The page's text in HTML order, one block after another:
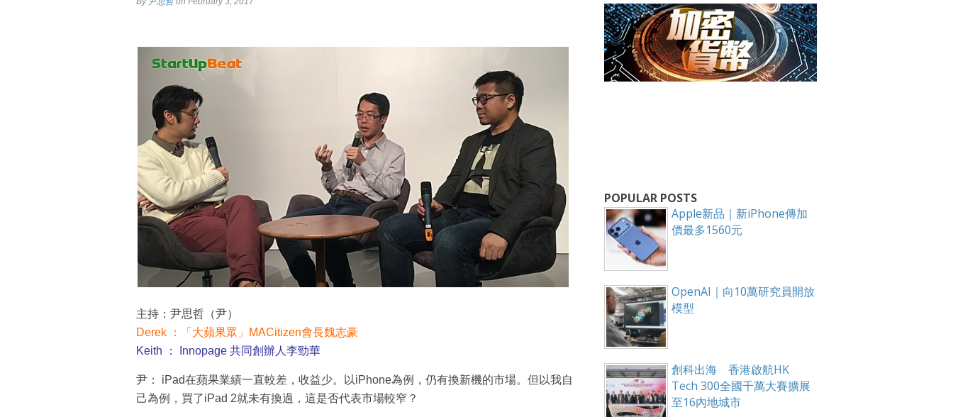
主持：尹思哲（尹）
Derek ：「大蘋果眾」MACitizen會長魏志豪
Keith ： Innopage 共同創辦人李勁華
尹： iPad在蘋果業績一直較差，收益少。以iPhone為例，仍有換新機的市場。但以我自
己為例，買了iPad 2就未有換過，這是否代表市場較窄？
POPULAR POSTS
Apple新品｜新iPhone傳加
價最多1560元
OpenAI｜向10萬研究員開放
模型
創科出海 香港啟航HK
Tech 300全國千萬大賽擴展
至16內地城市
成為 EJ Tech 會員
最新資訊（附創業懶人包），直達郵箱！